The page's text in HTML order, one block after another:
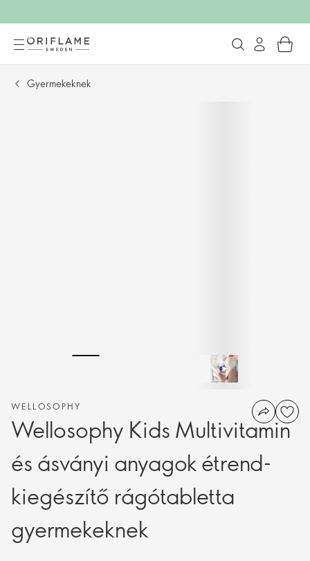
Gyermekeknek
WELLOSOPHY
Wellosophy Kids Multivitamin
és ásványi anyagok étrend-
kiegészítő rágótabletta
gyermekeknek